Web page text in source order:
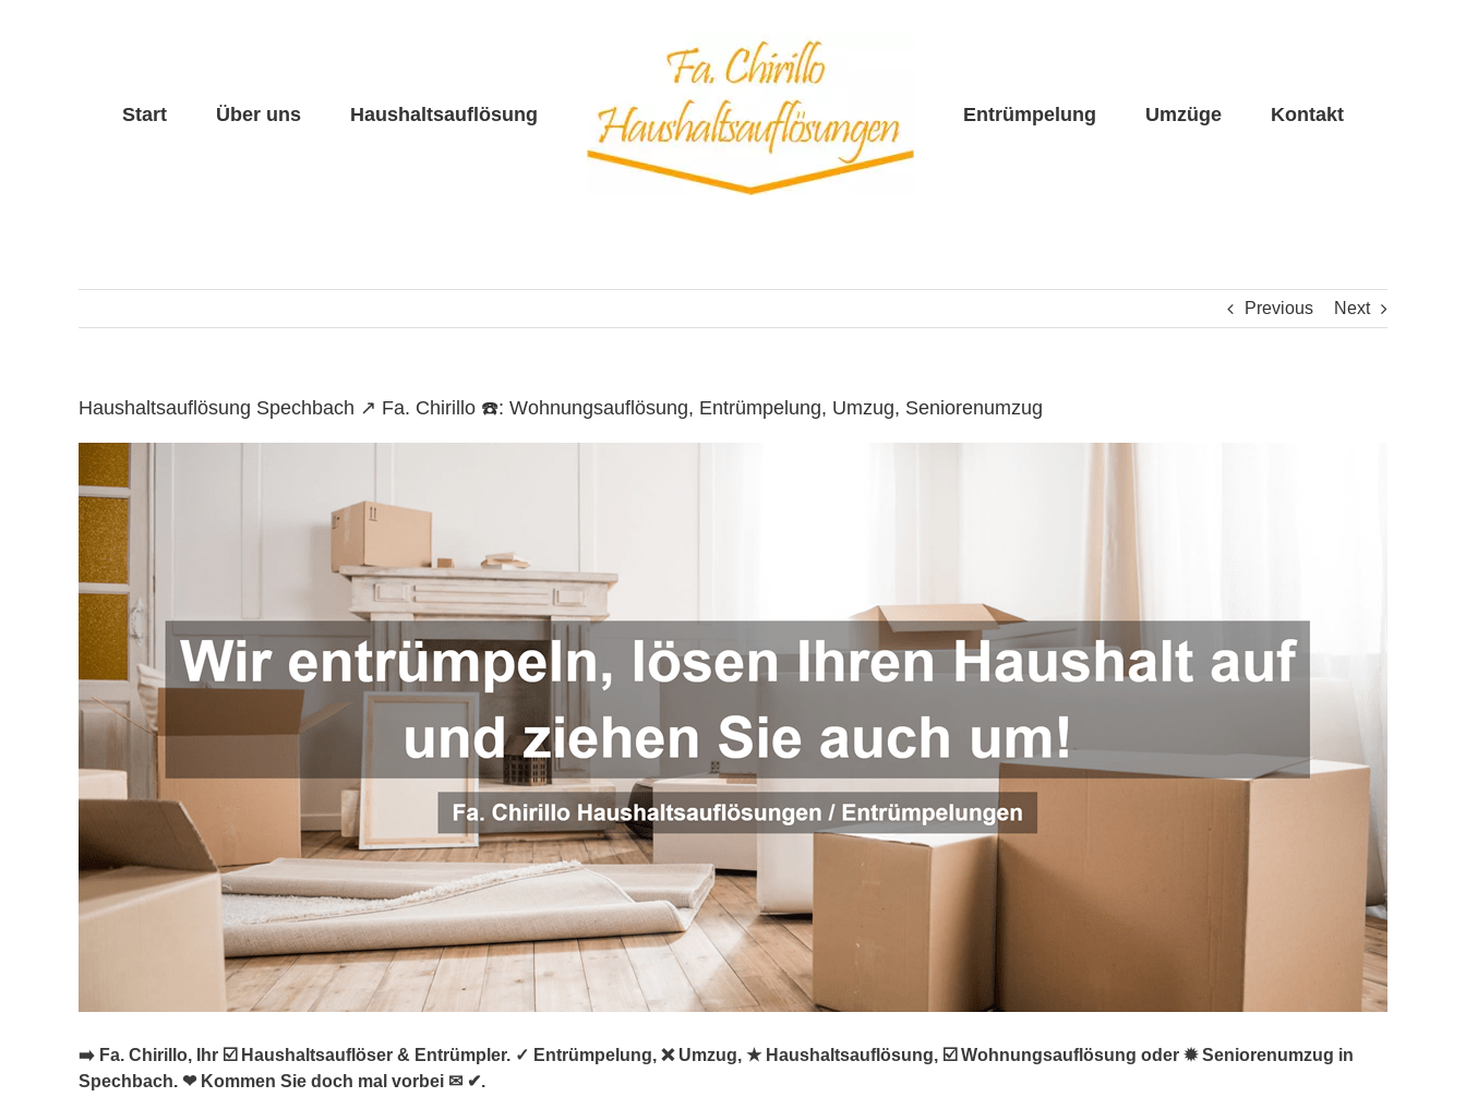
Start Über uns Haushaltsauflösung Entrümpelung Umzüge Kontakt
Previous Next
Haushaltsauflösung Spechbach ↗️ Fa. Chirillo ☎️: Wohnungsauflösung, Entrümpelung, Umzug, Seniorenumzug
➡️ Fa. Chirillo, Ihr ☑️ Haushaltsauflöser & Entrümpler. ✓ Entrümpelung, ❌ Umzug, ★ Haushaltsauflösung, ☑️ Wohnungsauflösung oder ✹ Seniorenumzug in
Spechbach. ❤ Kommen Sie doch mal vorbei ✉ ✔.